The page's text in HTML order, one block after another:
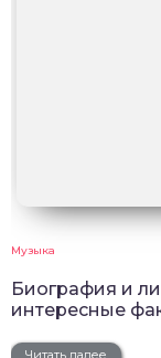
Музыка
Биография и
интересные
Читать далее